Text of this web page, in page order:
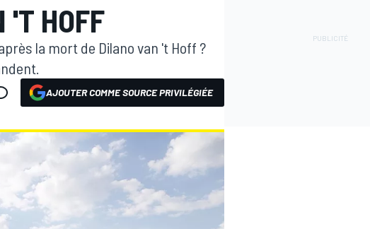
'T HOFF
la mort de Dilano van 't Hoff ?
AJOUTER COMME SOURCE PRIVILÉGIÉE